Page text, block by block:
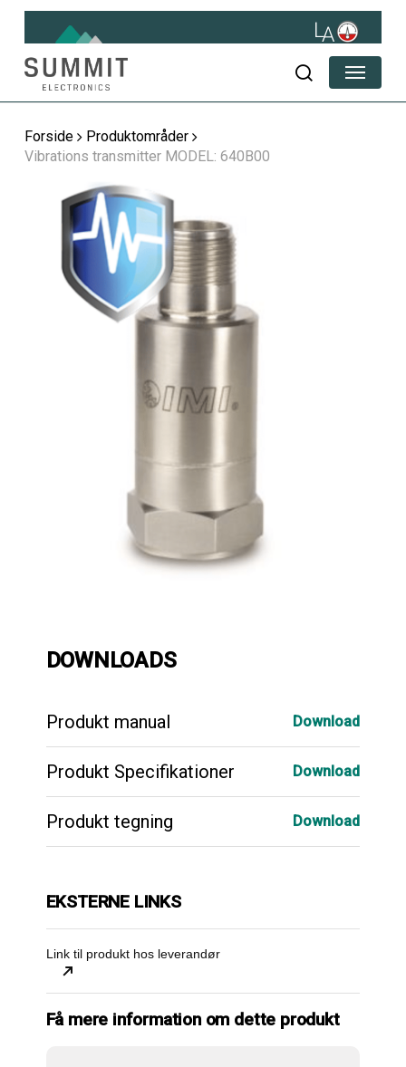
Skip
main
content
søg
Menu
Forside
Produktområder
Vibrations transmitter MODEL: 640B00
DOWNLOADS
Produkt manual Download
Produkt Specifikationer Download
Produkt tegning Download
EKSTERNE LINKS
Link til produkt hos leverandør
Få mere information om dette produkt